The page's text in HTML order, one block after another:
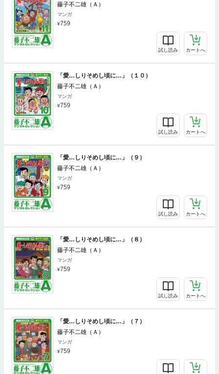
藤子不二雄（Ａ）
マンガ
759
試し読み カートへ
「愛…しりそめし頃に…」（１０）
藤子不二雄（Ａ）
マンガ
759
試し読み カートへ
「愛…しりそめし頃に…」（９）
藤子不二雄（Ａ）
マンガ
759
試し読み カートへ
「愛…しりそめし頃に…」（８）
藤子不二雄（Ａ）
マンガ
759
試し読み カートへ
「愛…しりそめし頃に…」（７）
藤子不二雄（Ａ）
マンガ
759